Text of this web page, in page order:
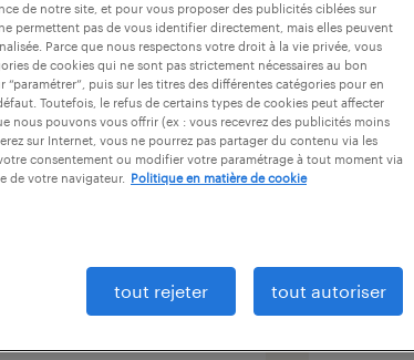
f/h (f/h)
aubiers, deux-sèvres
par heure
publié
de notre site, et pour vous proposer des publicités ciblées sur
permettent pas de vous identifier directement, mais elles peuvent
Parce que nous respectons votre droit à la vie privée, vous
de cookies qui ne sont pas strictement nécessaires au bon
puis sur les titres des différentes catégories pour en
Toutefois, le refus de certains types de cookies peut affecter
nous pouvons vous offrir (ex : vous recevrez des publicités moins
sur Internet, vous ne pourrez pas partager du contenu via les
consentement ou modifier votre paramétrage à tout moment via
de votre navigateur.
Politique en matière de cookie
tout rejeter tout autoriser